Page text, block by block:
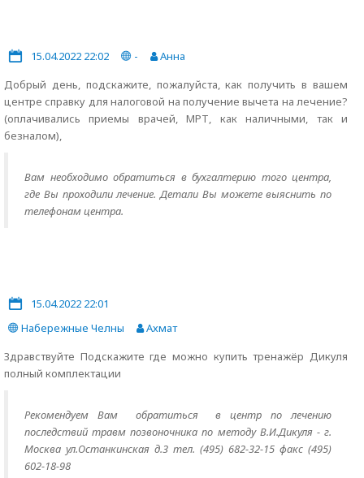
15.04.2022 22:02 -
Анна
Добрый день, подскажите, пожалуйста, как получить в вашем
центре справку для налоговой на получение вычета на лечение?
(оплачивались приемы врачей, МРТ, как наличными, так и
безналом),
Вам необходимо обратиться в бухгалтерию того центра,
где Вы проходили лечение. Детали Вы можете выяснить по
телефонам центра.
15.04.2022 22:01
Набережные Челны
Ахмат
Здравствуйте Подскажите где можно купить тренажёр Дикуля
полный комплектации
Рекомендуем Вам обратиться в центр по лечению
последствий травм позвоночника по методу В.И.Дикуля - г.
Москва ул.Останкинская д.3 тел. (495) 682-32-15 факс (495)
602-18-98